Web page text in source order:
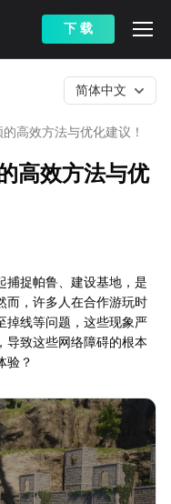
下 载
高效方法与优化建议！
简体中文
高效方法与优
捕捉帕鲁、建设基地，是
而，许多人在合作游玩时
掉线等问题，这些现象严
导致这些网络障碍的根本
验？